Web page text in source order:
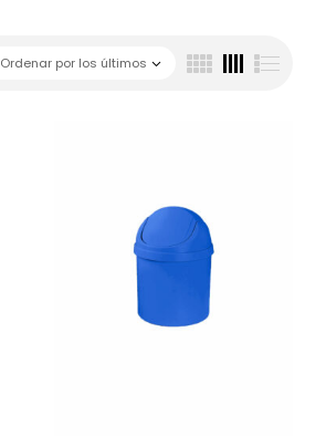
Ordenar por los últimos